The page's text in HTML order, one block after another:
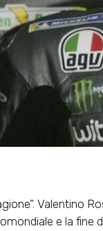
Valentino
e la fine